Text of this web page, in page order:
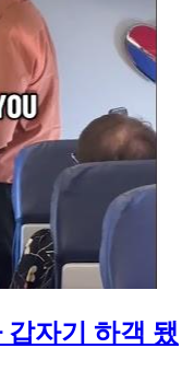
자기 하객 됐